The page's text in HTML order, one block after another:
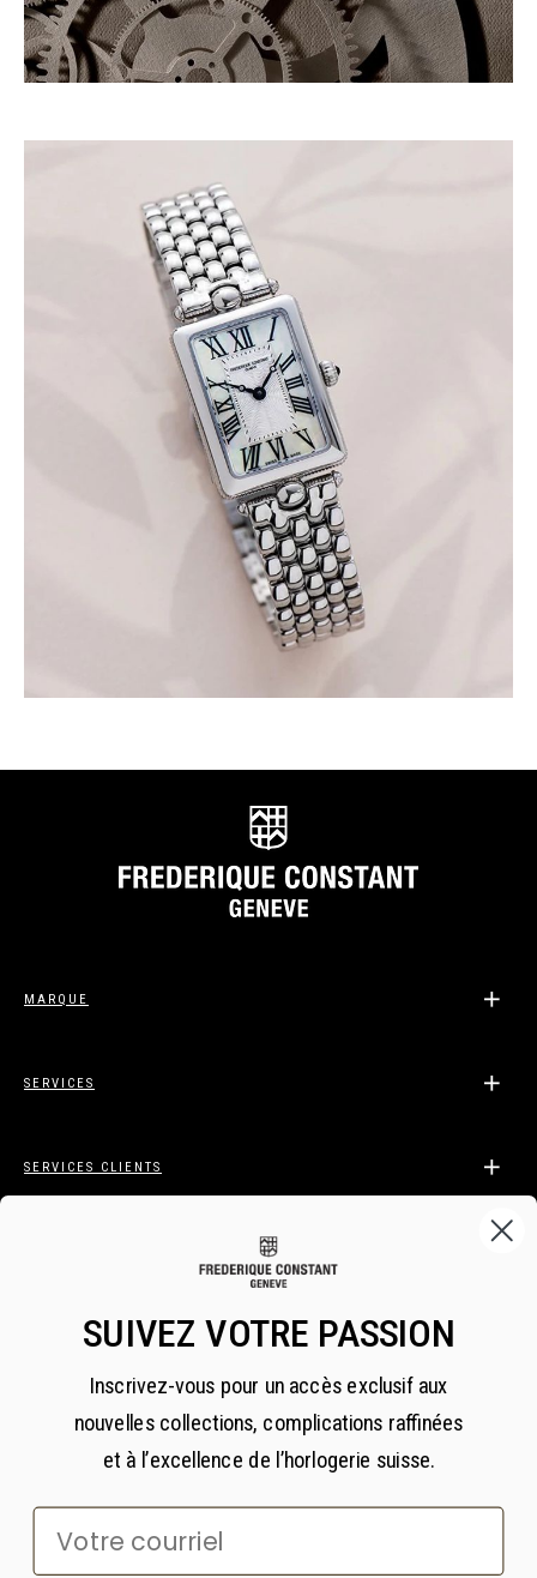
MARQUE
SERVICES
SERVICES CLIENTS
INSIDER
S'abonner
SUIVEZ VOTRE PASSION
Inscrivez-vous pour un accès exclusif aux
nouvelles collections, complications raffinées
et à l’excellence de l’horlogerie suisse.
Votre courriel